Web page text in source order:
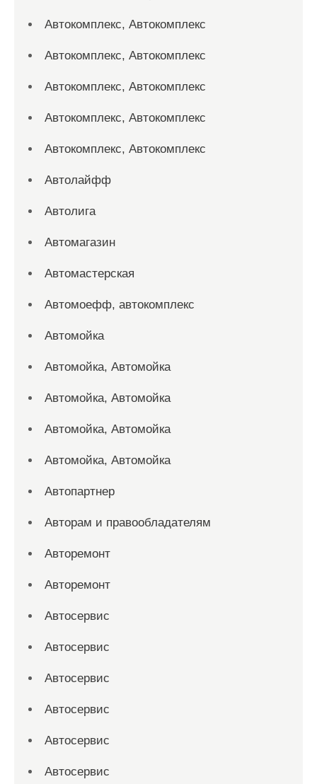
Автокомплекс, Автокомплекс
Автокомплекс, Автокомплекс
Автокомплекс, Автокомплекс
Автокомплекс, Автокомплекс
Автокомплекс, Автокомплекс
Автолайфф
Автолига
Автомагазин
Автомастерская
Автомоефф, автокомплекс
Автомойка
Автомойка, Автомойка
Автомойка, Автомойка
Автомойка, Автомойка
Автомойка, Автомойка
Автопартнер
Авторам и правообладателям
Авторемонт
Авторемонт
Автосервис
Автосервис
Автосервис
Автосервис
Автосервис
Автосервис